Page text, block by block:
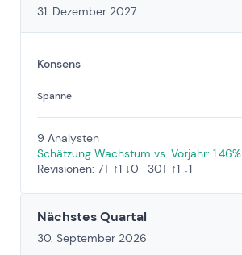
31. Dezember 2027
Konsens
Spanne
9 Analysten
Schätzung Wachstum vs. Vorjahr: 1.46%
Revisionen: 7T ↑1 ↓0 · 30T ↑1 ↓1
Nächstes Quartal
30. September 2026